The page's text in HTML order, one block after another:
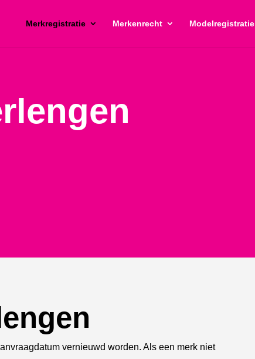
Merkregistratie Merkenrecht Modelregistratie
vernieuwd worden. Als een merk niet